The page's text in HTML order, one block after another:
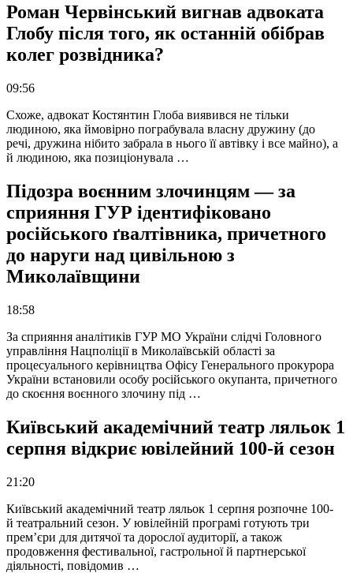
Роман Червінський вигнав адвоката
Глобу після того, як останній обібрав
колег розвідника?
09:56
Схоже, адвокат Костянтин Глоба виявився не тільки
людиною, яка ймовірно пограбувала власну дружину (до
речі, дружина нібито забрала в нього її автівку і все майно), а
й людиною, яка позиціонувала …
Підозра воєнним злочинцям — за
сприяння ГУР ідентифіковано
російського ґвалтівника, причетного
до наруги над цивільною з
Миколаївщини
18:58
За сприяння аналітиків ГУР МО України слідчі Головного
управління Нацполіції в Миколаївській області за
процесуального керівництва Офісу Генерального прокурора
України встановили особу російського окупанта, причетного
до скоєння воєнного злочину під …
Київський академічний театр ляльок 1
серпня відкриє ювілейний 100-й сезон
21:20
Київський академічний театр ляльок 1 серпня розпочне 100-
й театральний сезон. У ювілейній програмі готують три
прем’єри для дитячої та дорослої аудиторії, а також
продовження фестивальної, гастрольної й партнерської
діяльності, повідомив …